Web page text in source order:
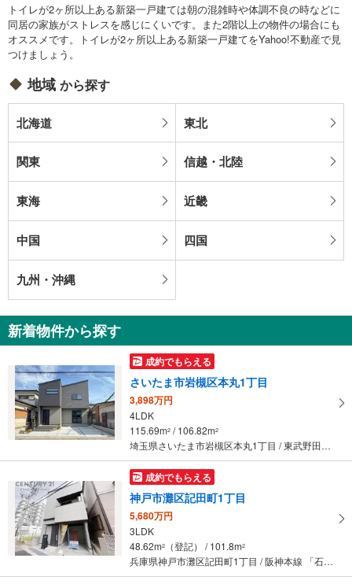
トイレが2ヶ所以上ある新築一戸建ては朝の混雑時や体調不良の時などに
同居の家族がストレスを感じにくいです。また2階以上の物件の場合にも
オススメです。トイレが2ヶ所以上ある新築一戸建てをYahoo!不動産で見
つけましょう。
地域 から探す
北海道 東北
関東 信越・北陸
東海 近畿
中国 四国
九州・沖縄
新着物件から探す
成約でもらえる
さいたま市岩槻区本丸1丁目
3,898万円
4LDK
115.69m2 / 106.82m2
埼玉県さいたま市岩槻区本丸1丁目 / 東武野田線 「岩槻」駅 徒歩16分
成約でもらえる
神戸市灘区記田町1丁目
5,680万円
3LDK
48.62m2 （登記） / 101.8m2
兵庫県神戸市灘区記田町1丁目 / 阪神本線 「石屋川」駅 徒歩4分